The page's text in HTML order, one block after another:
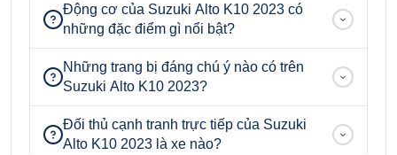
Động cơ của Suzuki Alto K10 2023 có
những đặc điểm gì nổi bật?
Những trang bị đáng chú ý nào có trên
Suzuki Alto K10 2023?
Đối thủ cạnh tranh trực tiếp của Suzuki
Alto K10 2023 là xe nào?